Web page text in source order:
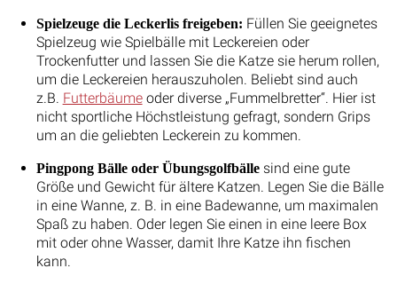
Spielzeuge die Leckerlis freigeben: Füllen Sie geeignetes
Spielzeug wie Spielbälle mit Leckereien oder
Trockenfutter und lassen Sie die Katze sie herum rollen,
um die Leckereien herauszuholen. Beliebt sind auch
z.B. Futterbäumeoder diverse „Fummelbretter“. Hier ist
nicht sportliche Höchstleistung gefragt, sondern Grips
um an die geliebten Leckerein zu kommen.
Pingpong Bälle oder Übungsgolfbällesind eine gute
Größe und Gewicht für ältere Katzen. Legen Sie die Bälle
in eine Wanne, z. B. in eine Badewanne, um maximalen
Spaß zu haben. Oder legen Sie einen in eine leere Box
mit oder ohne Wasser, damit Ihre Katze ihn fischen
kann.